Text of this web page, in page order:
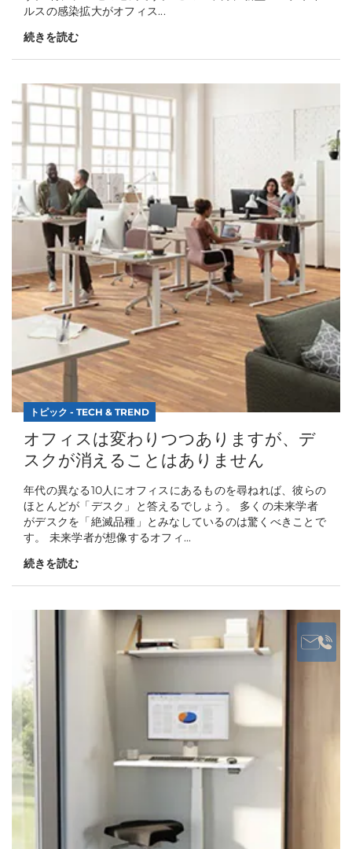
ルスの感染拡大がオフィス...
続きを読む
トピック - TECH & TREND
オフィスは変わりつつありますが、デ
スクが消えることはありません
年代の異なる10人にオフィスにあるものを尋ねれば、彼らの
ほとんどが「デスク」と答えるでしょう。 多くの未来学者
がデスクを「絶滅品種」とみなしているのは驚くべきことで
す。 未来学者が想像するオフィ...
続きを読む